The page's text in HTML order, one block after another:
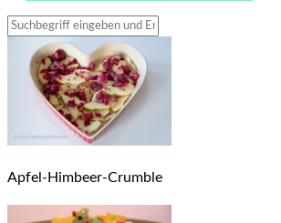
Apfel-Himbeer-Crumble